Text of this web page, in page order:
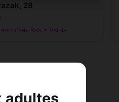
adultes
28
d'en-Bas • Valais